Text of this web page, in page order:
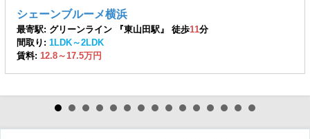
シェーンブルーメ横浜
最寄駅: グリーンライン 『東山田駅』 徒歩11分
間取り: 1LDK～2LDK
賃料: 12.8～17.5万円